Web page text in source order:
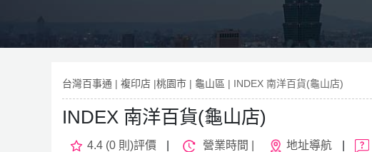
台灣百事通 | 複印店 |桃園市 | 龜山區 | INDEX 南洋百貨(龜山店)
INDEX 南洋百貨(龜山店)
4.4 (0 則)評價 營業時間 | 地址導航